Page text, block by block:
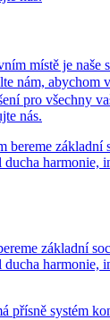
místě je naše
nám, abychom
pro všechny
nás.
základní
ducha harmonie,